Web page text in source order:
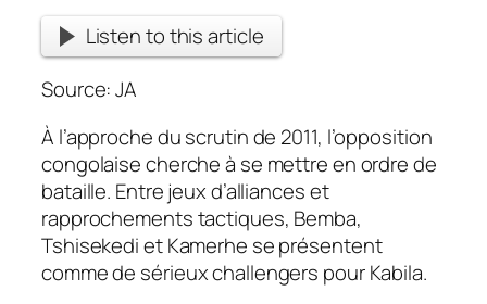
Listen to this article
Source: JA
À l’approche du scrutin de 2011, l’opposition
congolaise cherche à se mettre en ordre de
bataille. Entre jeux d’alliances et
rapprochements tactiques, Bemba,
Tshisekedi et Kamerhe se présentent
comme de sérieux challengers pour Kabila.